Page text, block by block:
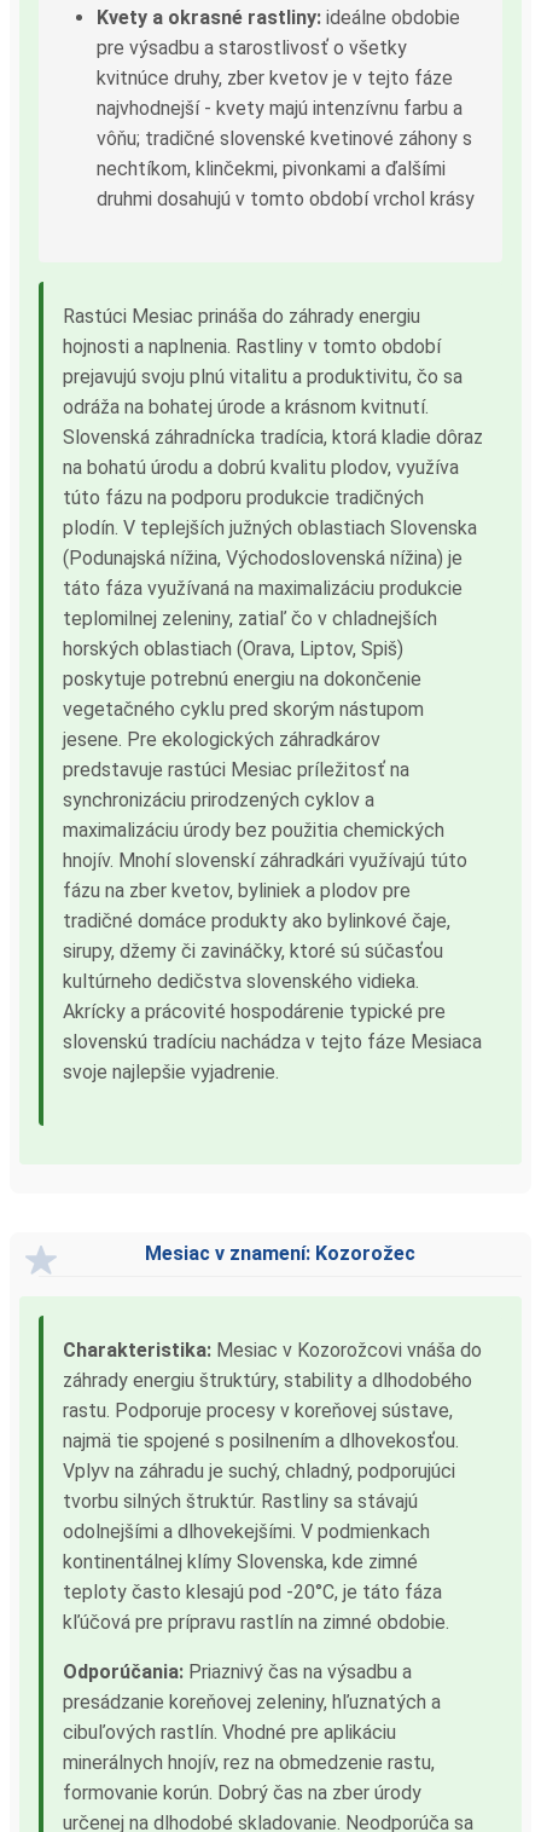
Kvety a okrasné rastliny: ideálne obdobie
pre výsadbu a starostlivosť o všetky
kvitnúce druhy, zber kvetov je v tejto fáze
najvhodnejší - kvety majú intenzívnu farbu a
vôňu; tradičné slovenské kvetinové záhony s
nechtíkom, klinčekmi, pivonkami a ďalšími
druhmi dosahujú v tomto období vrchol krásy
Rastúci Mesiac prináša do záhrady energiu
hojnosti a naplnenia. Rastliny v tomto období
prejavujú svoju plnú vitalitu a produktivitu, čo sa
odráža na bohatej úrode a krásnom kvitnutí.
Slovenská záhradnícka tradícia, ktorá kladie dôraz
na bohatú úrodu a dobrú kvalitu plodov, využíva
túto fázu na podporu produkcie tradičných
plodín. V teplejších južných oblastiach Slovenska
(Podunajská nížina, Východoslovenská nížina) je
táto fáza využívaná na maximalizáciu produkcie
teplomilnej zeleniny, zatiaľ čo v chladnejších
horských oblastiach (Orava, Liptov, Spiš)
poskytuje potrebnú energiu na dokončenie
vegetačného cyklu pred skorým nástupom
jesene. Pre ekologických záhradkárov
predstavuje rastúci Mesiac príležitosť na
synchronizáciu prirodzených cyklov a
maximalizáciu úrody bez použitia chemických
hnojív. Mnohí slovenskí záhradkári využívajú túto
fázu na zber kvetov, byliniek a plodov pre
tradičné domáce produkty ako bylinkové čaje,
sirupy, džemy či zavináčky, ktoré sú súčasťou
kultúrneho dedičstva slovenského vidieka.
Akrícky a prácovité hospodárenie typické pre
slovenskú tradíciu nachádza v tejto fáze Mesiaca
svoje najlepšie vyjadrenie.
Mesiac v znamení: Kozorožec
Charakteristika: Mesiac v Kozorožcovi vnáša do
záhrady energiu štruktúry, stability a dlhodobého
rastu. Podporuje procesy v koreňovej sústave,
najmä tie spojené s posilnením a dlhovekosťou.
Vplyv na záhradu je suchý, chladný, podporujúci
tvorbu silných štruktúr. Rastliny sa stávajú
odolnejšími a dlhovekejšími. V podmienkach
kontinentálnej klímy Slovenska, kde zimné
teploty často klesajú pod -20°C, je táto fáza
kľúčová pre prípravu rastlín na zimné obdobie.
Odporúčania: Priaznivý čas na výsadbu a
presádzanie koreňovej zeleniny, hľuznatých a
cibuľových rastlín. Vhodné pre aplikáciu
minerálnych hnojív, rez na obmedzenie rastu,
formovanie korún. Dobrý čas na zber úrody
určenej na dlhodobé skladovanie. Neodporúča sa